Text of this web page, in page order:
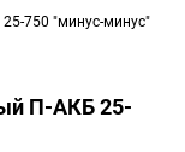
750 "минус-минус"
П-АКБ 25-